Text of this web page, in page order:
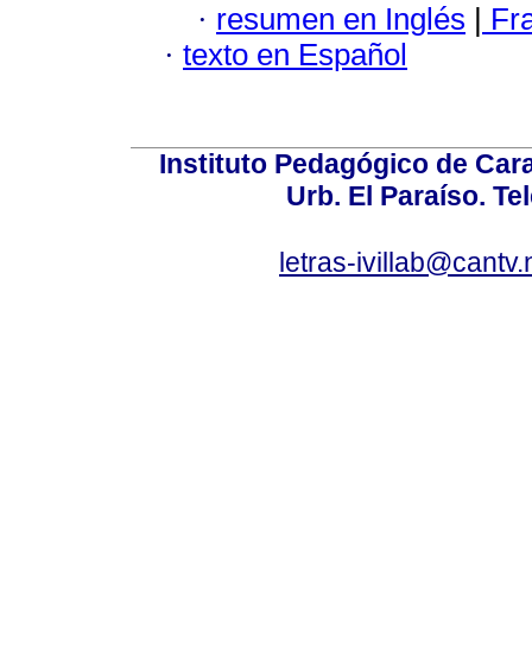
· resumen en Inglés |
· texto en Español
Instituto Pedagógico de
Urb. El Paraíso.
letras-